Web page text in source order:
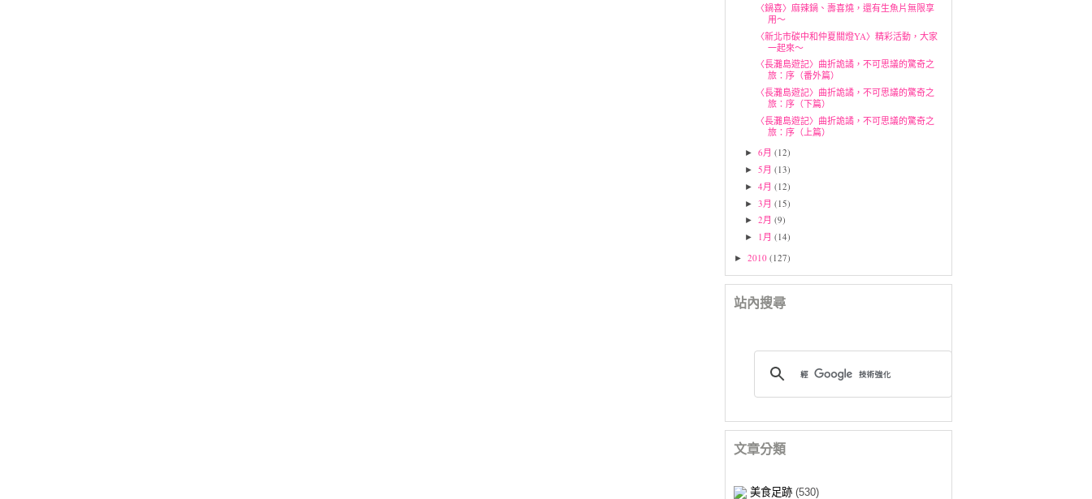
〈鍋喜〉麻辣鍋、壽喜燒，還有生魚片無限享
用～
〈新北市碳中和仲夏關燈YA〉精彩活動，大家
一起來～
〈長灘島遊記〉曲折詭譎，不可思議的驚奇之
旅：序（番外篇）
〈長灘島遊記〉曲折詭譎，不可思議的驚奇之
旅：序（下篇）
〈長灘島遊記〉曲折詭譎，不可思議的驚奇之
旅：序（上篇）
►6月(12)
►5月(13)
►4月(12)
►3月(15)
►2月(9)
► 1月(14)
► 2010 (127)
站內搜尋
文章分類
美食足跡 (530)